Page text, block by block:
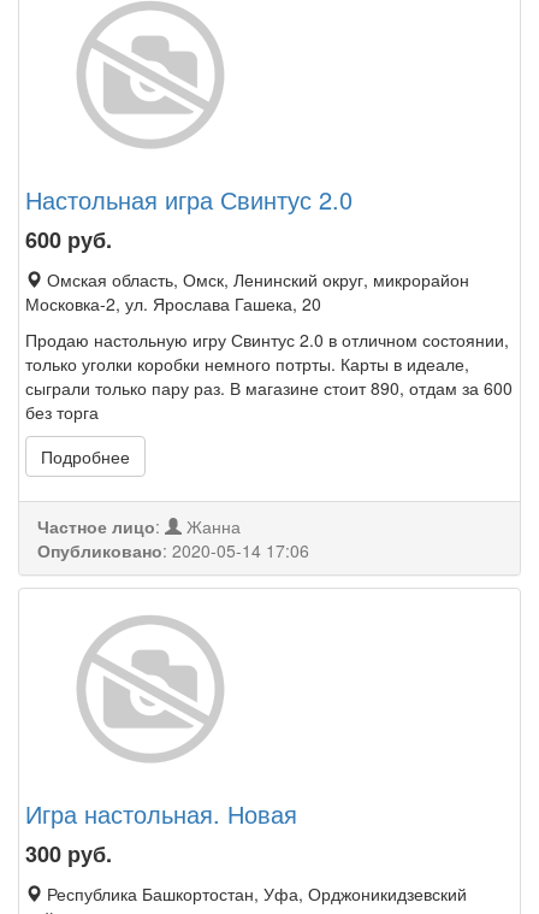
Настольная игра Свинтус 2.0
600 руб.
Омская область, Омск, Ленинский округ, микрорайон
Московка-2, ул. Ярослава Гашека, 20
Продаю настольную игру Свинтус 2.0 в отличном состоянии,
только уголки коробки немного потрты. Карты в идеале,
сыграли только пару раз. В магазине стоит 890, отдам за 600
без торга
Подробнее
Частное лицо:
Жанна
Опубликовано: 2020-05-14 17:06
Игра настольная. Новая
300 руб.
Республика Башкортостан, Уфа, Орджоникидзевский